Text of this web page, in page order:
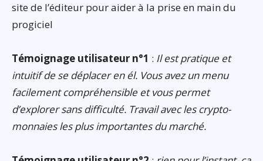
site de l’éditeur pour aider à la prise en main du
progiciel
Témoignage utilisateur n°1 : Il est pratique et
intuitif de se déplacer en él. Vous avez un menu
facilement compréhensible et vous permet
d’explorer sans difficulté. Travail avec les crypto-
monnaies les plus importantes du marché.